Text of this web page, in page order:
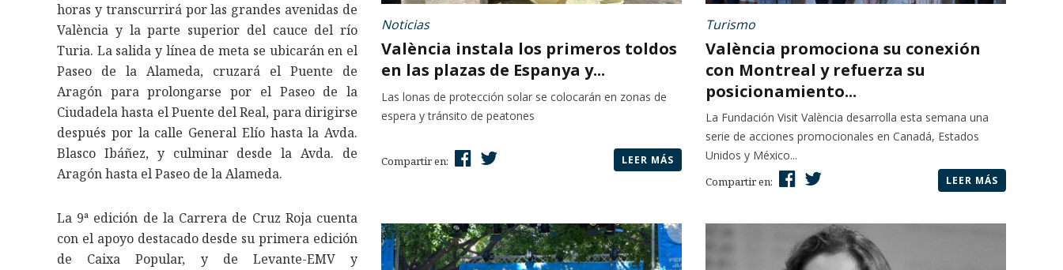
horas y transcurrirá por las grandes avenidas de
València y la parte superior del cauce del río
Turia. La salida y línea de meta se ubicarán en el
Paseo de la Alameda, cruzará el Puente de
Aragón para prolongarse por el Paseo de la
Ciudadela hasta el Puente del Real, para dirigirse
después por la calle General Elío hasta la Avda.
Blasco Ibáñez, y culminar desde la Avda. de
Aragón hasta el Paseo de la Alameda.
La 9ª edición de la Carrera de Cruz Roja cuenta
con el apoyo destacado desde su primera edición
de Caixa Popular, y de Levante-EMV y
Noticias
València instala los primeros toldos
en las plazas de Espanya y...
Las lonas de protección solar se colocarán en zonas de
espera y tránsito de peatones
Compartir en: LEER MÁS
Turismo
València promociona su conexión
con Montreal y refuerza su
posicionamiento...
La Fundación Visit València desarrolla esta semana una
serie de acciones promocionales en Canadá, Estados
Unidos y México...
Compartir en: LEER MÁS